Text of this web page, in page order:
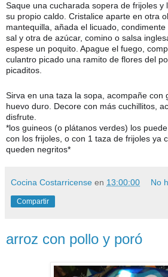
Saque una cucharada sopera de frijoles y
su propio caldo. Cristalice aparte en otra
mantequilla, añada el licuado,
sal y otra de azúcar, comino o salsa
espese un poquito. Apague el fuego,
culantro picado una ramito de flores del
picaditos.
Sirva en una taza la sopa, acompañe con
huevo duro. Decore con más cuchillitos,
disfrute.
*los guineos (o plátanos verdes) los
con los frijoles, o con 1 taza de frijoles ya
queden negritos*
Cocina Costarricense en 13:00:00 No
Compartir
arroz con pollo y poró